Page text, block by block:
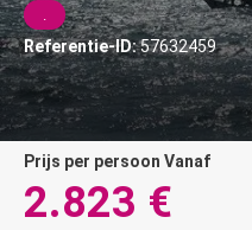
.
Referentie-ID:57632459
prijs per persoon Vanaf
2.823 €